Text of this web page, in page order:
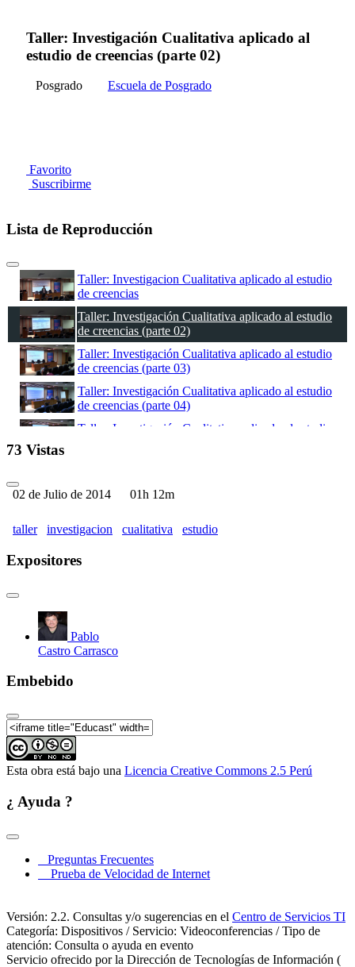
Taller: Investigación Cualitativa aplicado al
estudio de creencias (parte 02)
Posgrado Escuela de Posgrado
Favorito
Suscribirme
Lista de Reproducción
Taller: Investigacion Cualitativa aplicado al estudio
de creencias
Taller: Investigación Cualitativa aplicado al estudio
de creencias (parte 02)
Taller: Investigación Cualitativa aplicado al estudio
de creencias (parte 03)
Taller: Investigación Cualitativa aplicado al estudio
de creencias (parte 04)
Taller: Investigación Cualitativa aplicado al estudio
73 Vistas
02 de Julio de 2014 01h 12m
taller investigacion cualitativa estudio
Expositores
Pablo
Castro Carrasco
Embebido
Esta obra está bajo una Licencia Creative Commons 2.5 Perú
¿ Ayuda ?
Preguntas Frecuentes
Prueba de Velocidad de Internet
Versión: 2.2. Consultas y/o sugerencias en el Centro de Servicios TI
Categoría: Dispositivos / Servicio: Videoconferencias / Tipo de
atención: Consulta o ayuda en evento
Servicio ofrecido por la Dirección de Tecnologías de Información (